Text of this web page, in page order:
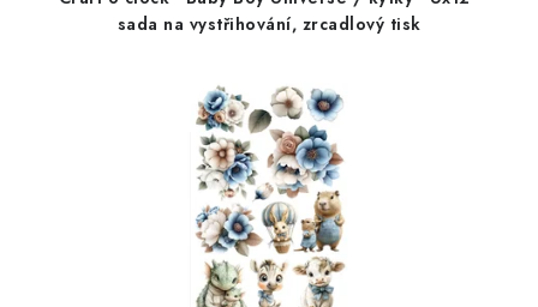
sada na vystřihování, zrcadlový tisk